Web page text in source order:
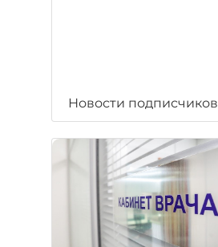
Новости подписчиков